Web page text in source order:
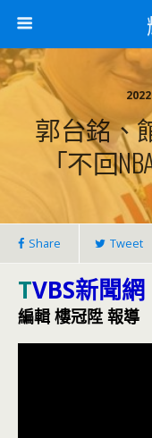
郭台銘、
「不回
Share Tweet
TVBS新聞網
編輯 樓冠陞 報導